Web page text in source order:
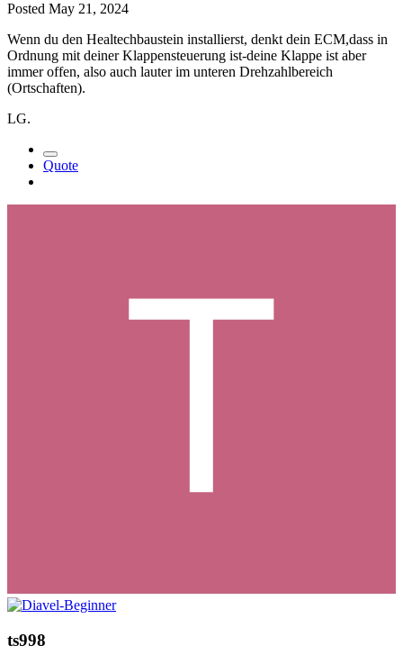
Posted May 21, 2024
Wenn du den Healtechbaustein installierst, denkt dein ECM,dass in
Ordnung mit deiner Klappensteuerung ist-deine Klappe ist aber
immer offen, also auch lauter im unteren Drehzahlbereich
(Ortschaften).
LG.
Quote
ts998